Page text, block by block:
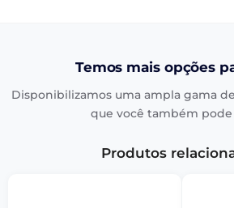
Temos mais opções
Disponibilizamos uma ampla gama
que você também
Produtos